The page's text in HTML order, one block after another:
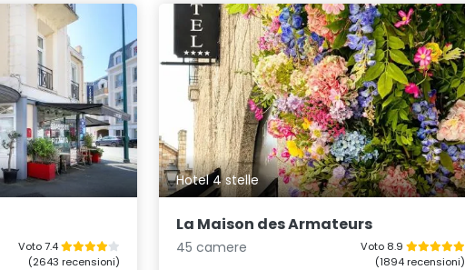
Voto 7.4
(2643 recensioni)
Hotel 4 stelle
La Maison des Armateurs
45 camere
Voto 8.9
(1894 recensioni)